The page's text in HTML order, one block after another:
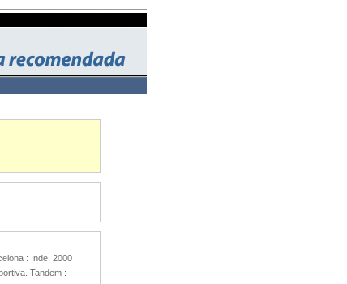
: Inde, 2000
Tandem :